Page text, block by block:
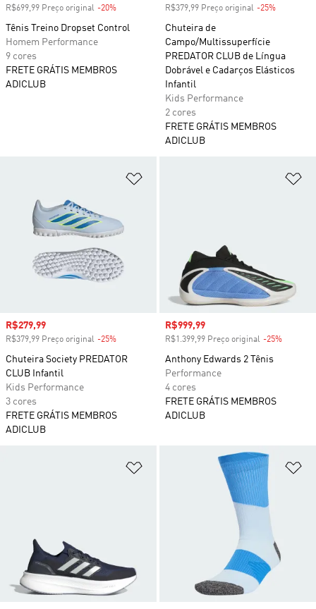
R$699,99 Preço original -20%
Tênis Treino Dropset Control
Homem Performance
9 cores
FRETE GRÁTIS MEMBROS
ADICLUB
R$379,99 Preço original -25%
Chuteira de
Campo/Multissuperfície
PREDATOR CLUB de Língua
Dobrável e Cadarços Elásticos
Infantil
Kids Performance
2 cores
FRETE GRÁTIS MEMBROS
ADICLUB
Preço com desconto
R$279,99
R$379,99 Preço original -25%
Chuteira Society PREDATOR
CLUB Infantil
Kids Performance
3 cores
FRETE GRÁTIS MEMBROS
ADICLUB
Preço com desconto
R$999,99
R$1.399,99 Preço original -25%
Anthony Edwards 2 Tênis
Performance
4 cores
FRETE GRÁTIS MEMBROS
ADICLUB
Adicionar à Lista de Desejos